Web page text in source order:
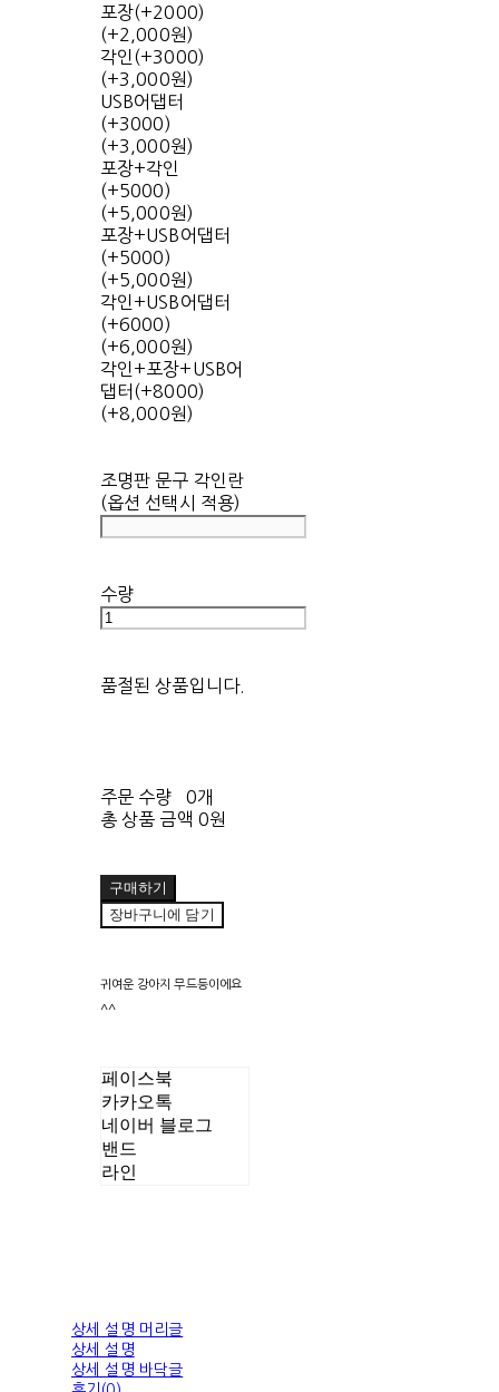
포장(+2000)
(+2,000원)
각인(+3000)
(+3,000원)
USB어댑터
(+3000)
(+3,000원)
포장+각인
(+5000)
(+5,000원)
포장+USB어댑터
(+5000)
(+5,000원)
각인+USB어댑터
(+6000)
(+6,000원)
각인+포장+USB어
댑터(+8000)
(+8,000원)
조명판 문구 각인란
(옵션 선택시 적용)
수량
품절된 상품입니다.
주문 수량
0개
총 상품 금액 0원
구매하기
장바구니에 담기
귀여운 강아지 무드등이에요
^^
페이스북
카카오톡
네이버 블로그
밴드
라인
상세 설명 머리글
상세 설명
상세 설명 바닥글